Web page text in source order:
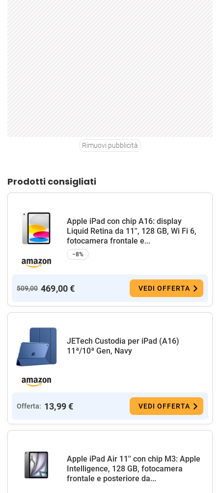
Rimuovi pubblicità
Prodotti consigliati
Apple iPad con chip A16: display
Liquid Retina da 11'', 128 GB, Wi Fi 6,
fotocamera frontale e...
−8%
509,00 469,00 € VEDI OFFERTA
JETech Custodia per iPad (A16)
11ª/10ª Gen, Navy
Offerta: 13,99 € VEDI OFFERTA
Apple iPad Air 11'' con chip M3: Apple
Intelligence, 128 GB, fotocamera
frontale e posteriore da...